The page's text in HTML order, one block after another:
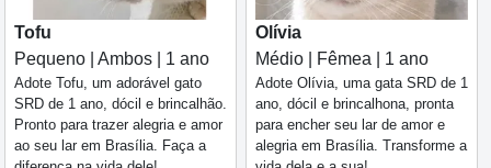
Tofu
Pequeno | Ambos | 1 ano
Adote Tofu, um adorável gato
SRD de 1 ano, dócil e brincalhão.
Pronto para trazer alegria e amor
ao seu lar em Brasília. Faça a
Olívia
Médio | Fêmea | 1 ano
Adote Olívia, uma gata SRD de 1
ano, dócil e brincalhona, pronta
para encher seu lar de amor e
alegria em Brasília. Transforme a